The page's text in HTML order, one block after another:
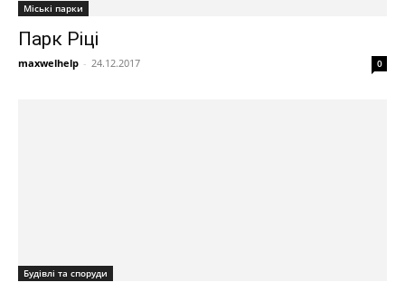
Міські парки
Парк Ріці
maxwelhelp - 24.12.2017 0
Будівлі та споруди